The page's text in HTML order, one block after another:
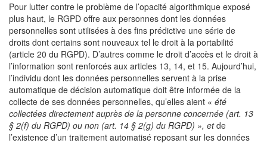
Pour lutter contre le problème de l’opacité algorithmique exposé
plus haut, le RGPD offre aux personnes dont les données
personnelles sont utilisées à des fins prédictive une série de
droits dont certains sont nouveaux tel le droit à la portabilité
(article 20 du RGPD). D’autres comme le droit d’accès et le droit à
l’information sont renforcés aux articles 13, 14, et 15. Aujourd’hui,
l’individu dont les données personnelles servent à la prise
automatique de décision automatique doit être informée de la
collecte de ses données personnelles, qu’elles aient « été
collectées directement auprès de la personne concernée (art. 13
§ 2(f) du RGPD) ou non (art. 14 § 2(g) du RGPD) », etde
l’existence d’un traitement automatisé reposant sur les données